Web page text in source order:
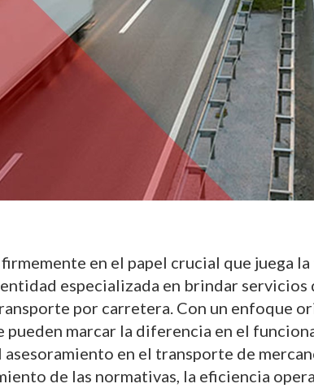
en el papel crucial que juega
especializada en brindar
por carretera. Con un enfoque
pueden marcar la diferencia en el
en el transporte de
de las normativas, la eficiencia